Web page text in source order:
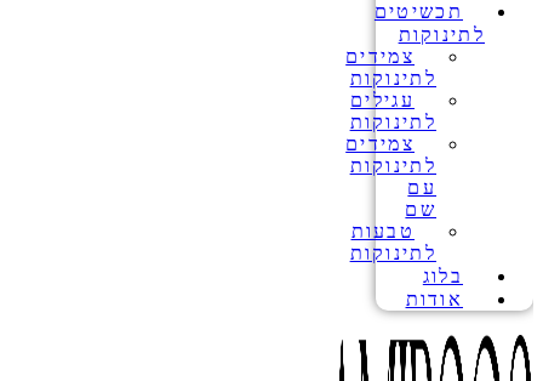
תכשיטים
לתינוקות
צמידים
לתינוקות
עגילים
לתינוקות
צמידים
לתינוקות
עם
שם
טבעות
לתינוקות
בלוג
אודות